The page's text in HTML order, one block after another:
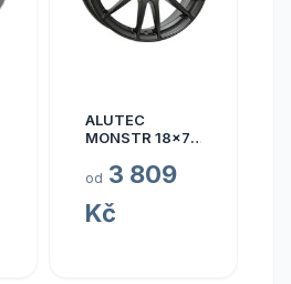
ALUTEC
MONSTR 18x7.5
od 3 809
Kč